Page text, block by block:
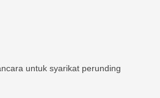
untuk syarikat perunding